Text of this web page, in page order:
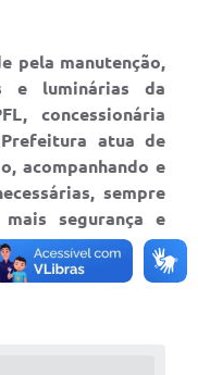
pela manutenção,
e luminárias da
concessionária
atua de
acompanhando e
sempre
segurança e